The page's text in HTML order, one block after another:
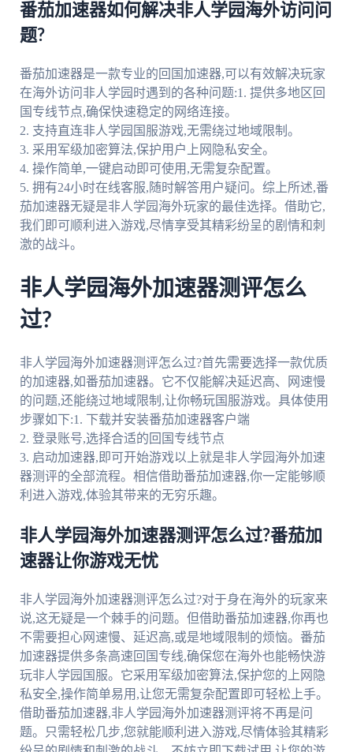
番茄加速器如何解决非人学园海外访问问
题?
番茄加速器是一款专业的回国加速器,可以有效解决玩家
在海外访问非人学园时遇到的各种问题:1. 提供多地区回
国专线节点,确保快速稳定的网络连接。
2. 支持直连非人学园国服游戏,无需绕过地域限制。
3. 采用军级加密算法,保护用户上网隐私安全。
4. 操作简单,一键启动即可使用,无需复杂配置。
5. 拥有24小时在线客服,随时解答用户疑问。综上所述,番
茄加速器无疑是非人学园海外玩家的最佳选择。借助它,
我们即可顺利进入游戏,尽情享受其精彩纷呈的剧情和刺
激的战斗。
非人学园海外加速器测评怎么
过?
非人学园海外加速器测评怎么过?首先需要选择一款优质
的加速器,如番茄加速器。它不仅能解决延迟高、网速慢
的问题,还能绕过地域限制,让你畅玩国服游戏。具体使用
步骤如下:1. 下载并安装番茄加速器客户端
2. 登录账号,选择合适的回国专线节点
3. 启动加速器,即可开始游戏以上就是非人学园海外加速
器测评的全部流程。相信借助番茄加速器,你一定能够顺
利进入游戏,体验其带来的无穷乐趣。
非人学园海外加速器测评怎么过?番茄加
速器让你游戏无忧
非人学园海外加速器测评怎么过?对于身在海外的玩家来
说,这无疑是一个棘手的问题。但借助番茄加速器,你再也
不需要担心网速慢、延迟高,或是地域限制的烦恼。番茄
加速器提供多条高速回国专线,确保您在海外也能畅快游
玩非人学园国服。它采用军级加密算法,保护您的上网隐
私安全,操作简单易用,让您无需复杂配置即可轻松上手。
借助番茄加速器,非人学园海外加速器测评将不再是问
题。只需轻松几步,您就能顺利进入游戏,尽情体验其精彩